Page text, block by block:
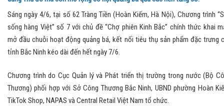
Sáng ngày 4/6, tại số 62 Tràng Tiền (Hoàn Kiếm, Hà Nội), Chương trình
sống hàng Việt” số 7 với chủ đề “Chợ phiên Kinh Bắc” chính thức khai
mở đầu chuỗi hoạt động quảng bá, kết nối tiêu thụ sản phẩm đặc trưng
tỉnh Bắc Ninh kéo dài đến hết ngày 7/6.
Chương trình do Cục Quản lý và Phát triển thị trường trong nước (Bộ
Thương) phối hợp với Sở Công Thương Bắc Ninh, UBND phường Hoàn
TikTok Shop, NAPAS và Central Retail Việt Nam tổ chức.